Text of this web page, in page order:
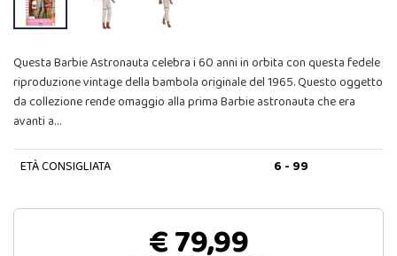
Questa Barbie Astronauta celebra i 60 anni in orbita con questa fedele
riproduzione vintage della bambola originale del 1965. Questo oggetto
da collezione rende omaggio alla prima Barbie astronauta che era
avanti a…
ETÀ CONSIGLIATA 6 - 99
€ 79,99